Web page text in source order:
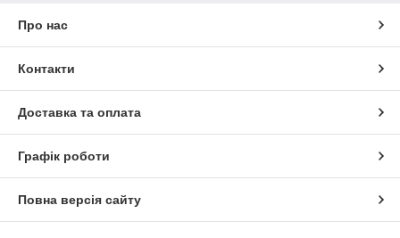
Про нас
Контакти
Доставка та оплата
Графік роботи
Повна версія сайту